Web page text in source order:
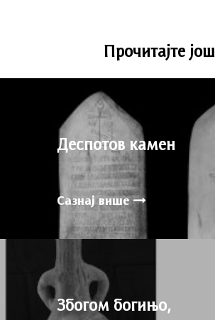
Прочитајте још
Деспотов камен
Сазнај више
Збогом богињо,